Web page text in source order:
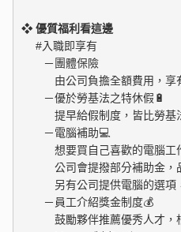
❖ 優質福利看這邊
#入職即享有
－團體保險
由公司負擔全額費用，享有
－優於勞基法之特休假🔋
提早給假制度，皆比勞基法
－電腦補助💻
想要買自己喜歡的電腦工作
公司會提撥部分補助金，品
另有公司提供電腦的選項，
－員工介紹獎金制度💰
鼓勵夥伴推薦優秀人才，根